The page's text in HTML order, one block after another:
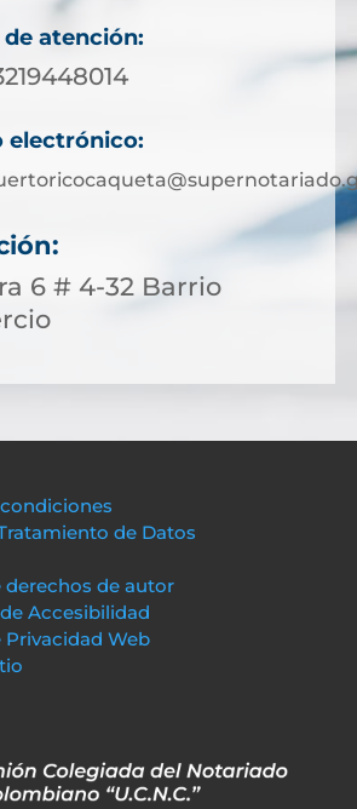
de atención:
electrónico:
6 # 4-32 Barrio
de Datos
derechos de autor
Accesibilidad
Privacidad Web